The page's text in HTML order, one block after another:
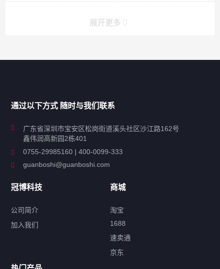
展开更多
工业超声波清洗设备
特种超声波洗净产品
超声波配件
通过以下方式 随时与我们联系
广东省深圳市宝安区松岗街道溪头社区沙江路162号
鑫伟润高新园2栋401
0755-29985160 | 400-0099-333
guanboshi@guanboshi.com
冠博科技
公司简介
加入我们
商城
淘宝
1688
速卖通
京东